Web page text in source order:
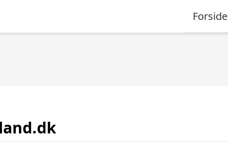
Forside